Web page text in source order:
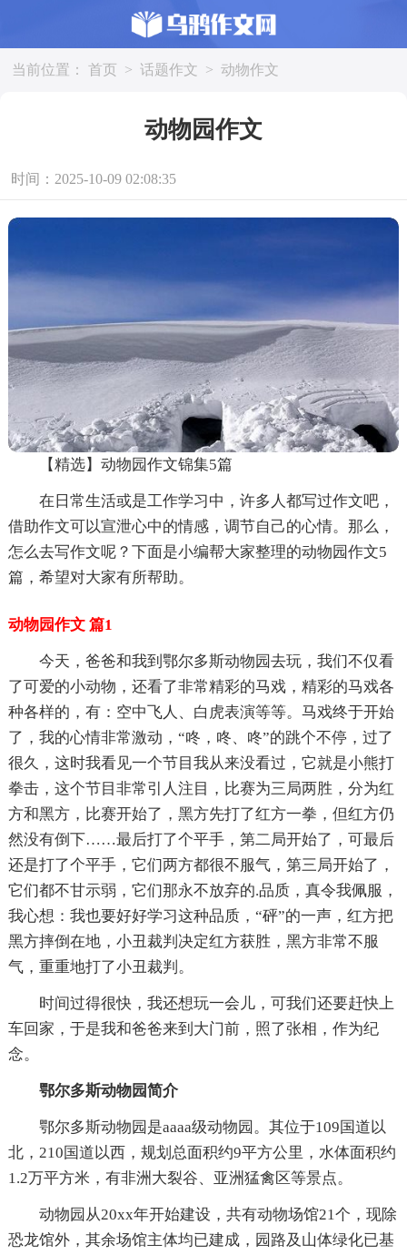
当前位置： 首页 > 话题作文 > 动物作文
动物园作文
时间：2025-10-09 02:08:35
【精选】动物园作文锦集5篇
在日常生活或是工作学习中，许多人都写过作文吧，
借助作文可以宣泄心中的情感，调节自己的心情。那么，
怎么去写作文呢？下面是小编帮大家整理的动物园作文5
篇，希望对大家有所帮助。
动物园作文 篇1
今天，爸爸和我到鄂尔多斯动物园去玩，我们不仅看
了可爱的小动物，还看了非常精彩的马戏，精彩的马戏各
种各样的，有：空中飞人、白虎表演等等。马戏终于开始
了，我的心情非常激动，“咚，咚、咚”的跳个不停，过了
很久，这时我看见一个节目我从来没看过，它就是小熊打
拳击，这个节目非常引人注目，比赛为三局两胜，分为红
方和黑方，比赛开始了，黑方先打了红方一拳，但红方仍
然没有倒下……最后打了个平手，第二局开始了，可最后
还是打了个平手，它们两方都很不服气，第三局开始了，
它们都不甘示弱，它们那永不放弃的.品质，真令我佩服，
我心想：我也要好好学习这种品质，“砰”的一声，红方把
黑方摔倒在地，小丑裁判决定红方获胜，黑方非常不服
气，重重地打了小丑裁判。
时间过得很快，我还想玩一会儿，可我们还要赶快上
车回家，于是我和爸爸来到大门前，照了张相，作为纪
念。
鄂尔多斯动物园简介
鄂尔多斯动物园是aaaa级动物园。其位于109国道以
北，210国道以西，规划总面积约9平方公里，水体面积约
1.2万平方米，有非洲大裂谷、亚洲猛禽区等景点。
动物园从20xx年开始建设，共有动物场馆21个，现除
恐龙馆外，其余场馆主体均已建成，园路及山体绿化已基